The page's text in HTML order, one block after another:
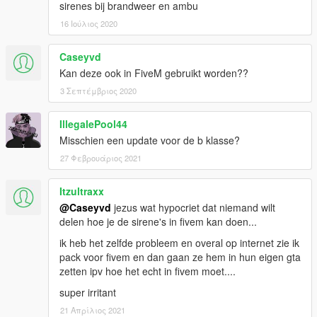
sirenes bij brandweer en ambu
16 Ιούλιος 2020
Caseyvd
Kan deze ook in FiveM gebruikt worden??
3 Σεπτέμβριος 2020
IllegalePool44
Misschien een update voor de b klasse?
27 Φεβρουάριος 2021
Itzultraxx
@Caseyvd jezus wat hypocriet dat niemand wilt
delen hoe je de sirene's in fivem kan doen...
ik heb het zelfde probleem en overal op internet zie ik
pack voor fivem en dan gaan ze hem in hun eigen gta
zetten ipv hoe het echt in fivem moet....
super irritant
21 Απρίλιος 2021